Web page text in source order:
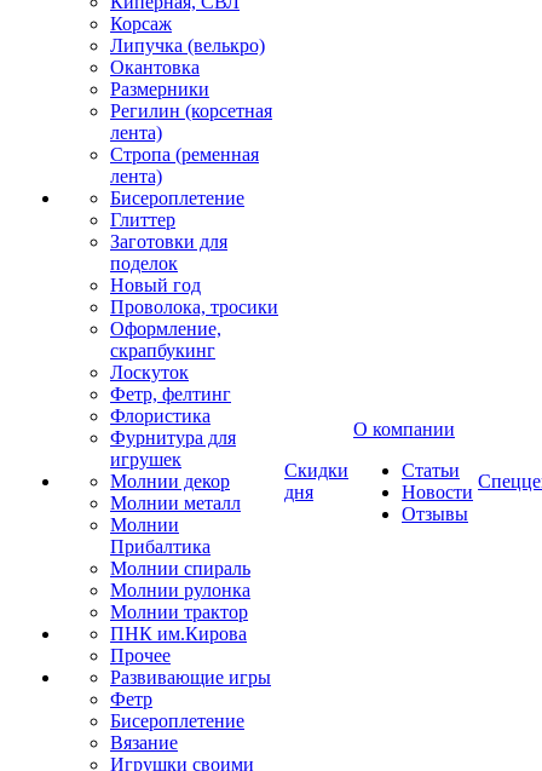
Корсаж
Липучка (велькро)
Окантовка
Размерники
Регилин (корсетная
лента)
Стропа (ременная
лента)
Бисероплетение
Глиттер
Заготовки для
поделок
Новый год
Проволока, тросики
Оформление,
скрапбукинг
Лоскуток
Фетр, фелтинг
Флористика
Фурнитура для
игрушек
Молнии декор
Молнии металл
Молнии
Прибалтика
Молнии спираль
Молнии рулонка
Молнии трактор
ПНК им.Кирова
Прочее
Развивающие игры
Фетр
Бисероплетение
Вязание
Игрушки своими
Скидки
дня
О компании
Статьи
Новости
Отзывы